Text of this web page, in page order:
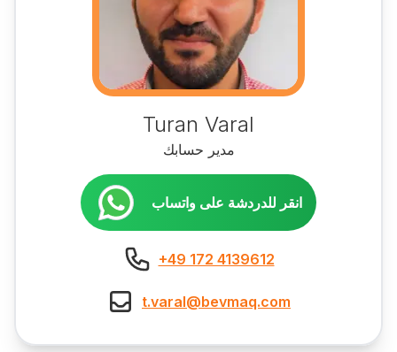
Turan Varal
مدير حسابك
انقر للدردشة على واتساب
+49 172 4139612
t.varal@bevmaq.com